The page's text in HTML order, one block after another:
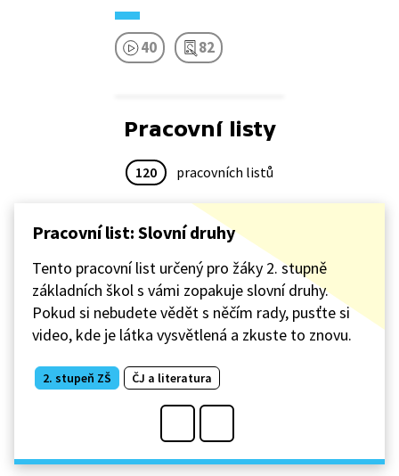
40 82
Pracovní listy
120 pracovních listů
Pracovní list: Slovní druhy
Tento pracovní list určený pro žáky 2. stupně
základních škol s vámi zopakuje slovní druhy.
Pokud si nebudete vědět s něčím rady, pusťte si
video, kde je látka vysvětlená a zkuste to znovu.
2. stupeň ZŠ ČJ a literatura